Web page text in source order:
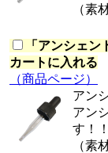
（素
「 アンシェン
カートに入れる
（商品ページ）
アン
アン
す！
（素